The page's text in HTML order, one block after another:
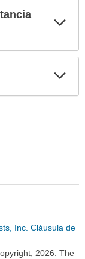
Inc. Cláusula de
2026. The